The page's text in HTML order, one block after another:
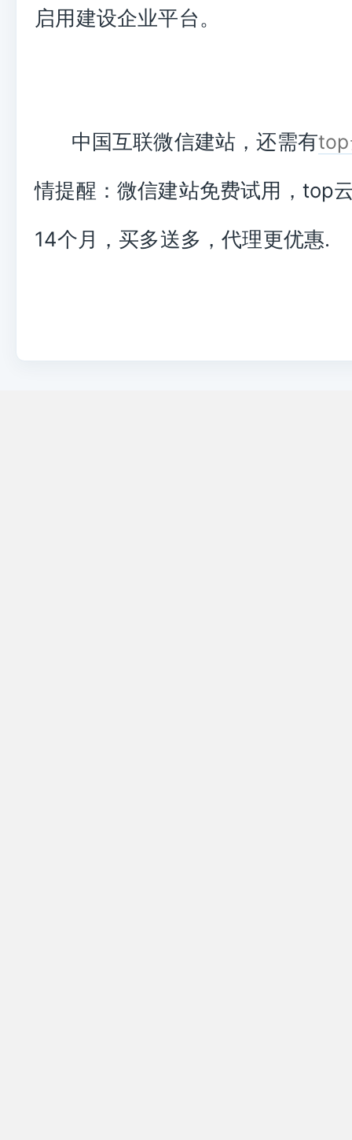
启用建设企业平台。
中国互联微信建站，还需有top
情提醒：微信建站免费试用，top
14个月，买多送多，代理更优惠.